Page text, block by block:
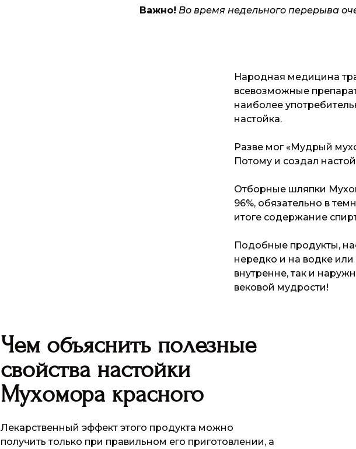
Важно! Во время недельного перерыва
Народная медицина
всевозможные
наиболее
настойка.
Разве мог «Мудрый
Потому и создал
Отборные шляпки
96%, обязательно в
итоге содержание
Подобные продукты,
нередко и на водке или
внутренне, так и
вековой мудрости!
Чем объяснить полезные
свойства настойки
Мухомора красного
Лекарственный эффект этого продукта можно
получить только при правильном его приготовлении, а